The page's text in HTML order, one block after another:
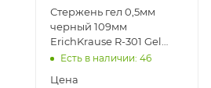
Стержень гел 0,5мм
черный 109мм
ErichKrause R-301 Gel
Matic 46976 (100)
Есть в наличии: 46
Цена